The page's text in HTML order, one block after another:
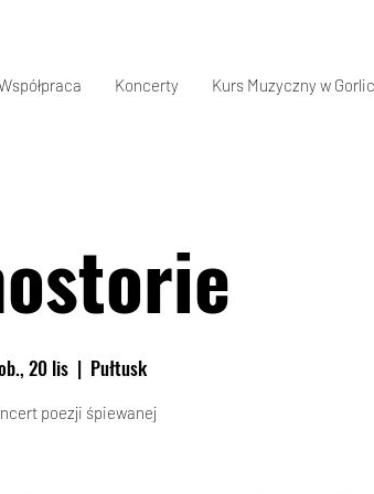
Koncerty Kurs Muzyczny w
20 lis
  |
Pułtusk
poezji śpiewanej